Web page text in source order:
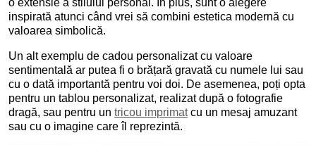
o extensie a stilului personal. În plus, sunt o alegere
inspirată atunci când vrei să combini estetica modernă cu
valoarea simbolică.
Un alt exemplu de cadou personalizat cu valoare
sentimentală ar putea fi o brățară gravată cu numele lui sau
cu o dată importantă pentru voi doi. De asemenea, poți opta
pentru un tablou personalizat, realizat după o fotografie
dragă, sau pentru un tricou imprimatcu un mesaj amuzant
sau cu o imagine care îl reprezintă.